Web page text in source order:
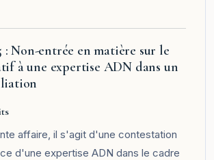
: Non-entrée en matière sur le
à une expertise ADN dans un
affaire, il s'agit d'une contestation
d'une expertise ADN dans le cadre